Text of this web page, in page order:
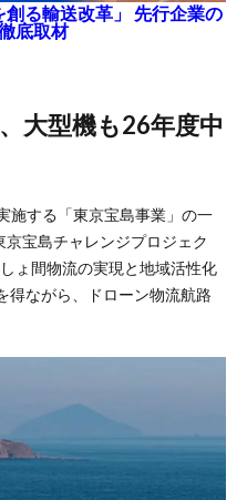
る輸送改革」 先行企業の
底取材
施する「東京宝島事業」の一
宝島チャレンジプロジェク
ょ間物流の実現と地域活性化
得ながら、ドローン物流航路